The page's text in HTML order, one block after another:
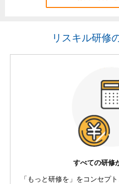
リスキル研修
すべての研修
「もっと研修を」をコンセプ